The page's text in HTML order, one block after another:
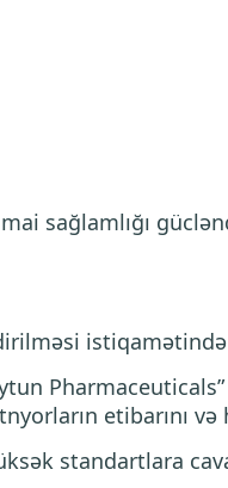
sağlamlığı
etibarını
standartlara